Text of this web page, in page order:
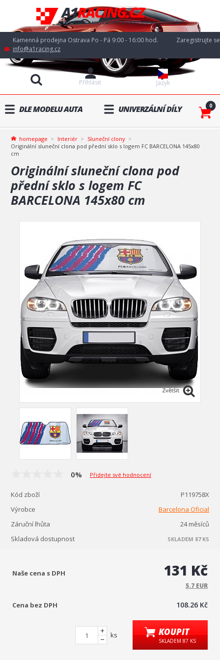
Kamenná prodejna Ostrava Po - Pá 9:00 - 16:00 hod.
info@a1racing.cz
Jazyk
Přihlásit
Zaregistrujte se
DLE MODELU AUTA UNIVERZÁLNÍ DÍLY 0
homepage Interiér
Sluneční clony
Originální sluneční clona pod přední sklo s logem FC BARCELONA 145x80
cm
Originální sluneční clona pod
přední sklo s logem FC
BARCELONA 145x80 cm
Zvětšit
0% Přidejte své hodnocení
Kód zboží
P119758X
Výrobce
Barcelona Oficial
Záruční lhůta
24 měsíců
Skladová dostupnost
SKLADEM 87 KS
Naše cena s DPH 131 Kč
5.7 EUR
Cena bez DPH 108.26 Kč
ks KOUPIT
SKLADEM 87 KS